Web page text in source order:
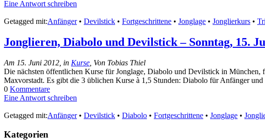
Eine Antwort schreiben
Getagged mit:Anfänger• Devilstick • Fortgeschrittene • Jonglage • Jonglierkurs •
Jonglieren, Diabolo und Devilstick – Sonntag, 15.
Am 15. Juni 2012, in Kurse , Von Tobias Thiel
Die nächsten öffentlichen Kurse für Jonglage, Diabolo und Devilstick in
Maxvorstadt. Es gibt die 3 üblichen Kurse à 1,5 Stunden: Diabolo für Anfänger
0 Kommentare
Eine Antwort schreiben
Getagged mit:Anfänger• Devilstick • Diabolo • Fortgeschrittene • Jonglage •
Kategorien